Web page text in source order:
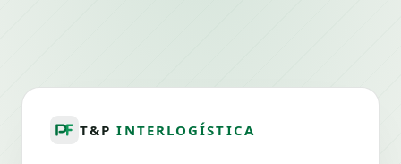
T&PINTERLOGÍSTICA